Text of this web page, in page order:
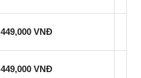
449,000 VNĐ
449,000 VNĐ